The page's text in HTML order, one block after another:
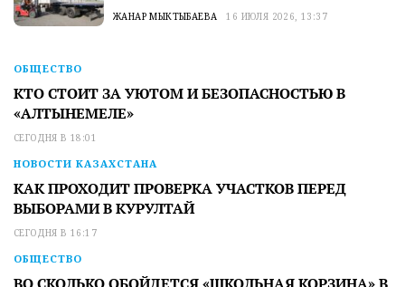
ЖАНАР МЫКТЫБАЕВА 16 ИЮЛЯ 2026, 13:37
ОБЩЕСТВО
КТО СТОИТ ЗА УЮТОМ И БЕЗОПАСНОСТЬЮ В
«АЛТЫНЕМЕЛЕ»
СЕГОДНЯ В 18:01
НОВОСТИ КАЗАХСТАНА
КАК ПРОХОДИТ ПРОВЕРКА УЧАСТКОВ ПЕРЕД
ВЫБОРАМИ В КУРУЛТАЙ
СЕГОДНЯ В 16:17
ОБЩЕСТВО